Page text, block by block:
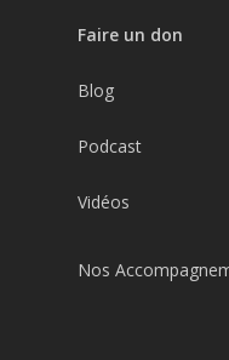
Faire un don
Blog
Podcast
Vidéos
Nos